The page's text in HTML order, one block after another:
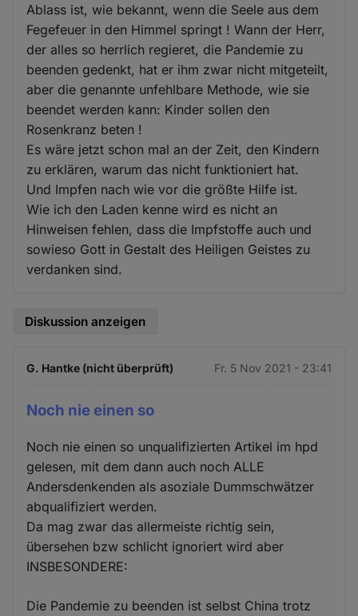
Ablass ist, wie bekannt, wenn die Seele aus dem
Fegefeuer in den Himmel springt ! Wann der Herr,
der alles so herrlich regieret, die Pandemie zu
beenden gedenkt, hat er ihm zwar nicht mitgeteilt,
aber die genannte unfehlbare Methode, wie sie
beendet werden kann: Kinder sollen den
Rosenkranz beten !
Es wäre jetzt schon mal an der Zeit, den Kindern
zu erklären, warum das nicht funktioniert hat.
Und Impfen nach wie vor die größte Hilfe ist.
Wie ich den Laden kenne wird es nicht an
Hinweisen fehlen, dass die Impfstoffe auch und
sowieso Gott in Gestalt des Heiligen Geistes zu
verdanken sind.
Diskussion anzeigen
G. Hantke (nicht überprüft) Fr. 5 Nov 2021 - 23:41
Noch nie einen so
Noch nie einen so unqualifizierten Artikel im hpd
gelesen, mit dem dann auch noch ALLE
Andersdenkenden als asoziale Dummschwätzer
abqualifiziert werden.
Da mag zwar das allermeiste richtig sein,
übersehen bzw schlicht ignoriert wird aber
INSBESONDERE:
Die Pandemie zu beenden ist selbst China trotz